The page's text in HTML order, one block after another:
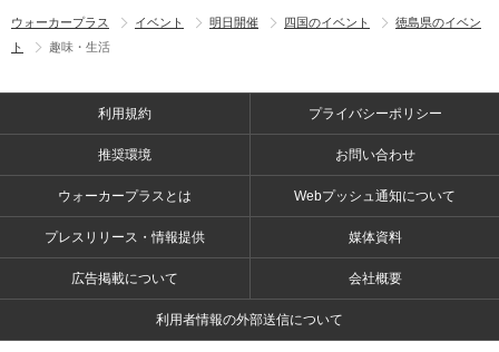
ウォーカープラス イベント 明日開催 四国のイベント
徳島県のイベン
ト
趣味・生活
利用規約 プライバシーポリシー
推奨環境 お問い合わせ
ウォーカープラスとは Webプッシュ通知について
プレスリリース・情報提供 媒体資料
広告掲載について 会社概要
利用者情報の外部送信について